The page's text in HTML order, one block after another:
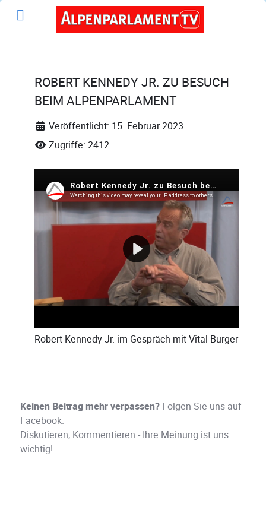
ROBERT KENNEDY JR. ZU BESUCH
BEIM ALPENPARLAMENT
Veröffentlicht: 15. Februar 2023
Zugriffe: 2412
Robert Kennedy Jr. im Gespräch mitVital Burger
Keinen Beitrag mehr verpassen? Folgen Sie uns auf
Facebook.
Diskutieren, Kommentieren - Ihre Meinung ist uns
wichtig!